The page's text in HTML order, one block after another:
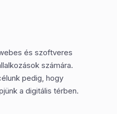
és szoftveres
számára.
pedig, hogy
a digitális térben.